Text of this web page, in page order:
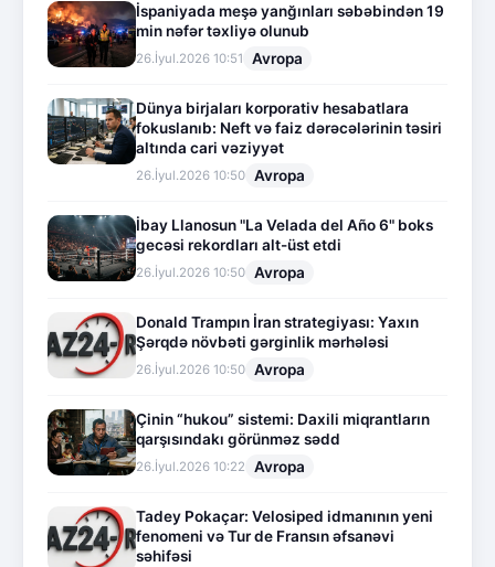
İspaniyada meşə yanğınları səbəbindən 19
min nəfər təxliyə olunub
26.İyul.2026 10:51 Avropa
Dünya birjaları korporativ hesabatlara
fokuslanıb: Neft və faiz dərəcələrinin təsiri
altında cari vəziyyət
26.İyul.2026 10:50 Avropa
İbay Llanosun "La Velada del Año 6" boks
gecəsi rekordları alt-üst etdi
26.İyul.2026 10:50 Avropa
Donald Trampın İran strategiyası: Yaxın
Şərqdə növbəti gərginlik mərhələsi
26.İyul.2026 10:50 Avropa
Çinin “hukou” sistemi: Daxili miqrantların
qarşısındakı görünməz sədd
26.İyul.2026 10:22 Avropa
Tadey Pokaçar: Velosiped idmanının yeni
fenomeni və Tur de Fransın əfsanəvi
səhifəsi